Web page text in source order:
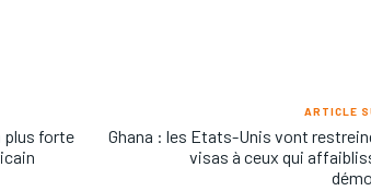
plus forte
ARTICLE
Ghana : les Etats-Unis vont
visas à ceux qui